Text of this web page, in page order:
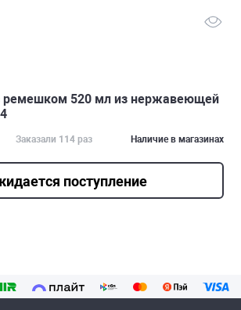
ремешком 520 мл из нержавеющей
Заказали 114 раз Наличие в магазинах
поступление